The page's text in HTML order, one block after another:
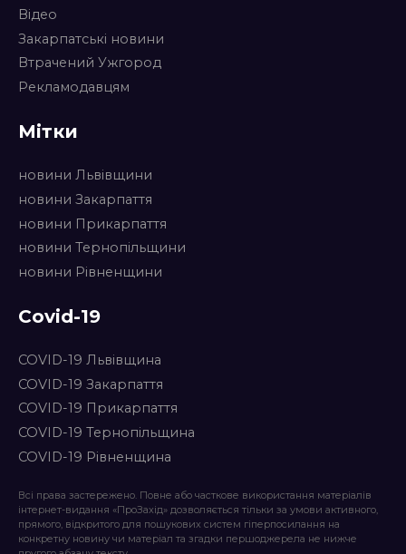
Відео
Закарпатські новини
Втрачений Ужгород
Рекламодавцям
Мітки
новини Львівщини
новини Закарпаття
новини Прикарпаття
новини Тернопільщини
новини Рівненщини
Covid-19
COVID-19 Львівщина
COVID-19 Закарпаття
COVID-19 Прикарпаття
COVID-19 Тернопільщина
COVID-19 Рівненщина
Всі права застережено. Повне або часткове використання матеріалів
інтернет-видання «ПроЗахід» дозволяється тільки за умови активного,
прямого, відкритого для пошукових систем гіперпосилання на
конкретну новину чи матеріал та згадки першоджерела не нижче